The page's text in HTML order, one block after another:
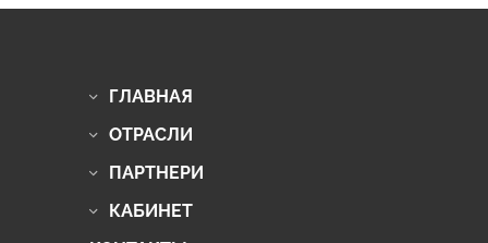
ГЛАВНАЯ
ОТРАСЛИ
ПАРТНЕРИ
КАБИНЕТ